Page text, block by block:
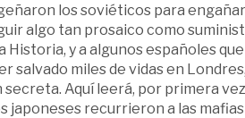
los soviéticos para engañar
algo tan prosaico como
y a algunos españoles
miles de vidas en
Aquí leerá, por primera
japoneses recurrieron a las